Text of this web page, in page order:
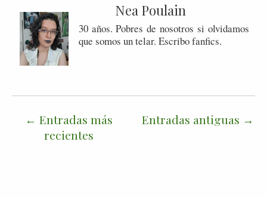
Nea Poulain
30 años. Pobres de nosotros si olvidamos
que somos un telar. Escribo fanfics.
Entradas más
recientes
Entradas antiguas